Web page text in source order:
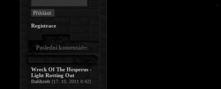
Registrace
Poslední komentáře:
Wreck Of The Hesperus -
Light Rotting Out
Dalihrob [17. 10. 2011 0:42]